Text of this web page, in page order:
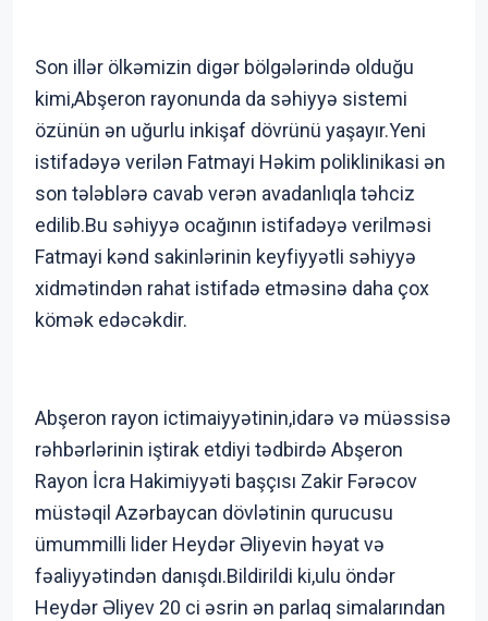
Son illər ölkəmizin digər bölgələrində olduğu
kimi,Abşeron rayonunda da səhiyyə sistemi
özünün ən uğurlu inkişaf dövrünü yaşayır.Yeni
istifadəyə verilən Fatmayi Həkim poliklinikasi ən
son tələblərə cavab verən avadanlıqla təhciz
edilib.Bu səhiyyə ocağının istifadəyə verilməsi
Fatmayi kənd sakinlərinin keyfiyyətli səhiyyə
xidmətindən rahat istifadə etməsinə daha çox
kömək edəcəkdir.
Abşeron rayon ictimaiyyətinin,idarə və müəssisə
rəhbərlərinin iştirak etdiyi tədbirdə Abşeron
Rayon İcra Hakimiyyəti başçısı Zakir Fərəcov
müstəqil Azərbaycan dövlətinin qurucusu
ümummilli lider Heydər Əliyevin həyat və
fəaliyyətindən danışdı.Bildirildi ki,ulu öndər
Heydər Əliyev 20 ci əsrin ən parlaq simalarından